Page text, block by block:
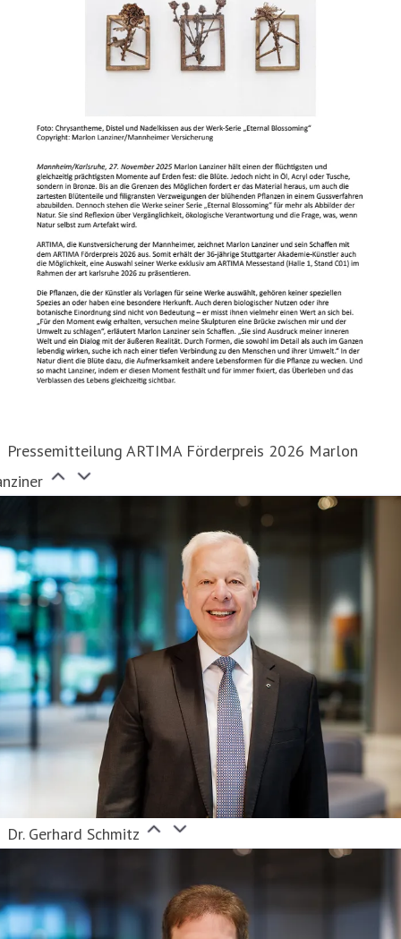
Pressemitteilung ARTIMA Förderpreis 2026 Marlon
Dr. Gerhard Schmitz